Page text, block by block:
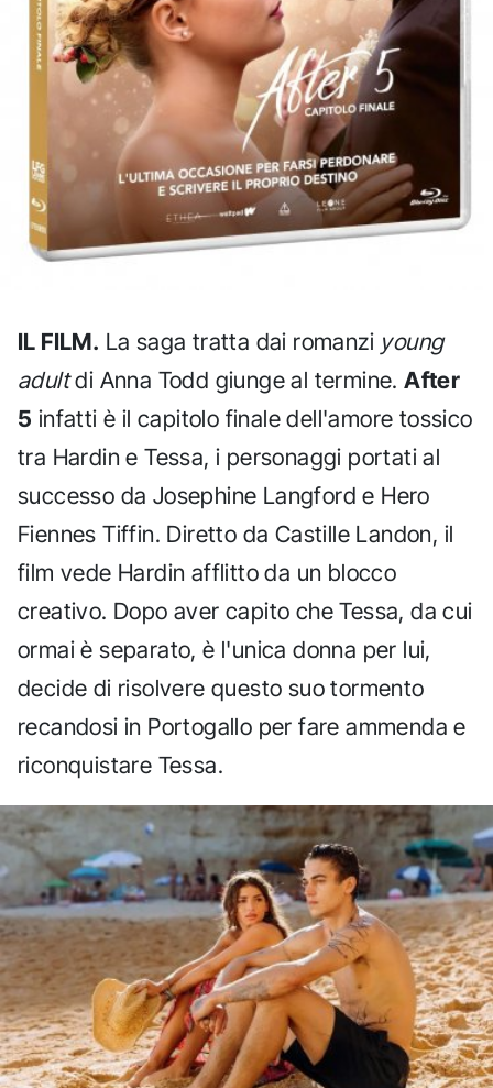
IL FILM. La saga tratta dai romanzi young
adultdi Anna Todd giunge al termine.After
5 infatti è il capitolo finale dell'amore tossico
tra Hardin e Tessa, i personaggi portati al
successo da Josephine Langford e Hero
Fiennes Tiffin. Diretto da Castille Landon, il
film vede Hardin afflitto da un blocco
creativo. Dopo aver capito che Tessa, da cui
ormai è separato, è l'unica donna per lui,
decide di risolvere questo suo tormento
recandosi in Portogallo per fare ammenda e
riconquistare Tessa.